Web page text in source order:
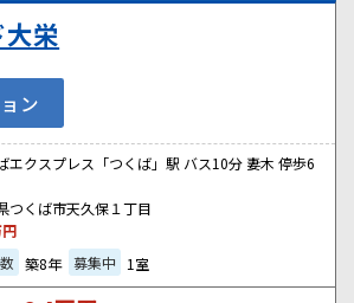
栄
ン
エクスプレス「つくば」駅 バス10分 妻木 停歩6
つくば市天久保１丁目
築8年 募集中 1室